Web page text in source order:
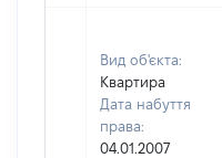
Вид об'єкта:
Квартира
Дата набуття
права:
04.01.2007